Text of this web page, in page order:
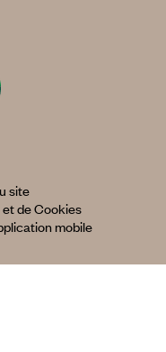
site
de Cookies
mobile